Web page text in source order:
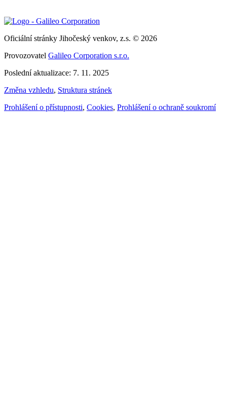
Oficiální stránky Jihočeský venkov, z.s. © 2026
Provozovatel Galileo Corporation s.r.o.
Poslední aktualizace: 7. 11. 2025
Změna vzhledu, Struktura stránek
Prohlášení o přístupnosti, Cookies, Prohlášení o ochraně soukromí